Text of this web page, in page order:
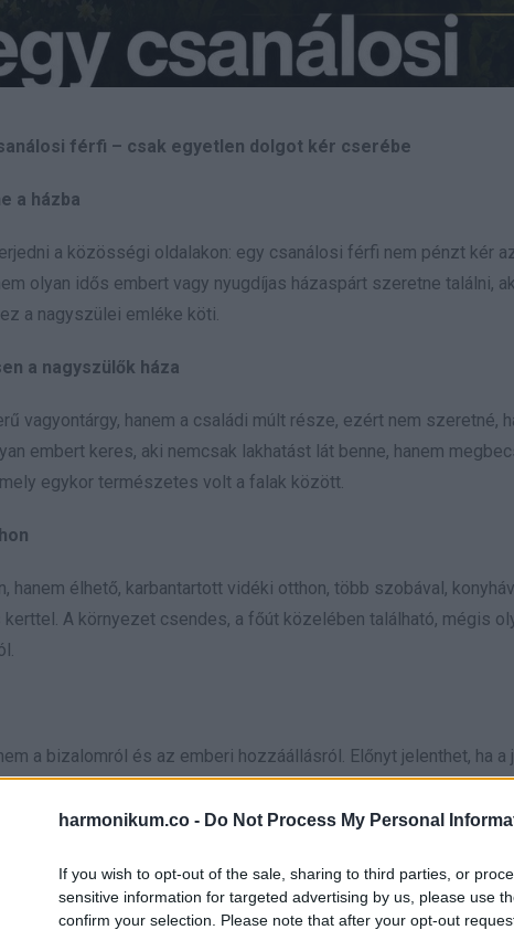
harmonikum.co - Do Not Process My Personal
If you wish to opt-out of the sale, sharing to third parties, or
sensitive information for targeted advertising by us, please use
confirm your selection. Please note that after your opt-out
férfi – csak egyetlen dolgot kér cserébe
a házba
a közösségi oldalakon: egy csanálosi férfi nem pénzt kér
olyan idős embert vagy nyugdíjas házaspárt szeretne találni,
a nagyszülei emléke köti.
a nagyszülők háza
vagyontárgy, hanem a családi múlt része, ezért nem szeretné,
embert keres, aki nemcsak lakhatást lát benne, hanem
egykor természetes volt a falak között.
hanem élhető, karbantartott vidéki otthon, több szobával,
A környezet csendes, a főút közelében található, mégis
a bizalomról és az emberi hozzáállásról. Előnyt jelenthet, ha a
az udvarban élő kutyákról, az állatok ellátását pedig a
hogy legyen valaki a házban, aki reggel kinyitja az ablakot,
gesztus